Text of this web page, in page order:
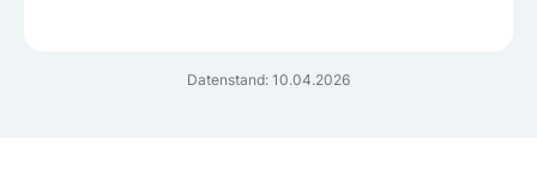
Datenstand: 10.04.2026